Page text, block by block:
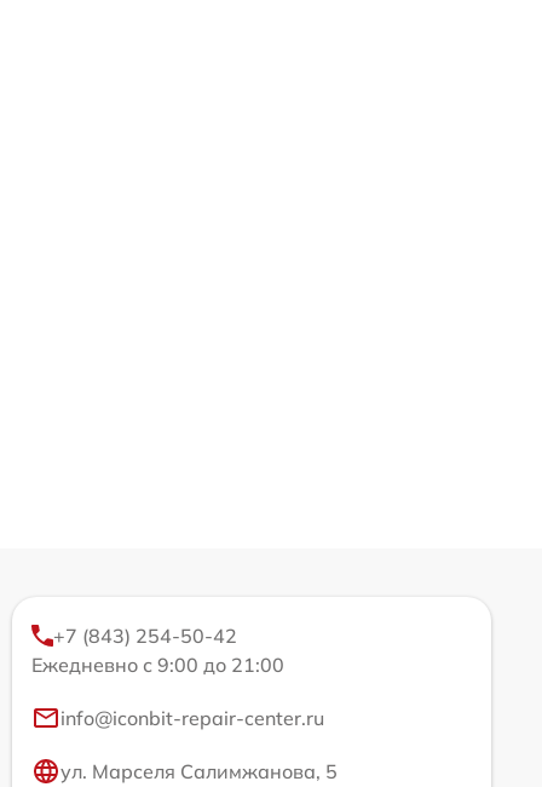
+7 (843) 254-50-42
Ежедневно с 9:00 до 21:00
info@iconbit-repair-center.ru
ул. Марселя Салимжанова, 5